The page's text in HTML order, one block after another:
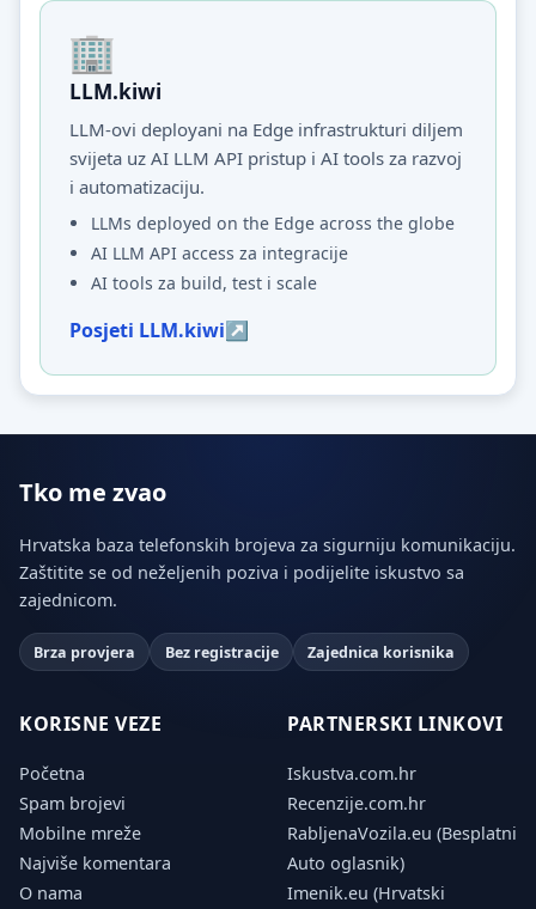
LLM.kiwi
LLM-ovi deployani na Edge infrastrukturi diljem
svijeta uz AI LLM API pristup i AI tools za razvoj
i automatizaciju.
LLMs deployed on the Edge across the globe
AI LLM API access za integracije
AI tools za build, test i scale
Posjeti LLM.kiwi
Tko me zvao
Hrvatska baza telefonskih brojeva za sigurniju komunikaciju.
Zaštitite se od neželjenih poziva i podijelite iskustvo sa
zajednicom.
Brza provjera Bez registracije Zajednica korisnika
KORISNE VEZE
Početna
Spam brojevi
Mobilne mreže
Najviše komentara
O nama
PARTNERSKI LINKOVI
Iskustva.com.hr
Recenzije.com.hr
RabljenaVozila.eu (Besplatni
Auto oglasnik)
Imenik.eu (Hrvatski